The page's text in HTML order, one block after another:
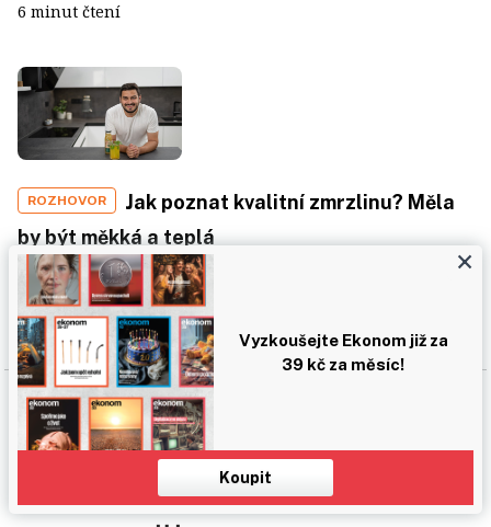
6 minut čtení
ROZHOVOR
Jak poznat kvalitní zmrzlinu? Měla
by být měkká a teplá
8 minut čtení
©1996-2026Economia, a.s.
ISSN 1210-0714
ISSN 2787-9380
Vyzkoušejte Ekonom již za
39 kč za měsíc!
Koupit
×